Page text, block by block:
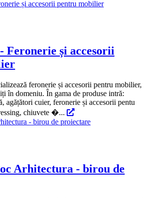
Feronerie și accesorii
feronerie și accesorii pentru mobilier,
în domeniu. În gama de produse intră:
agățători cuier, feronerie și accesorii pentu
chiuvete �...
Arhitectura - birou de